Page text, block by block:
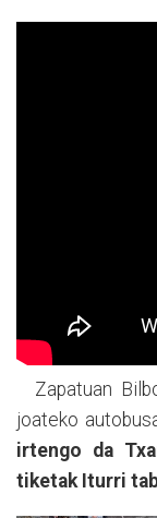
Zapatuan
joateko
irtengo da
tiketak Iturri